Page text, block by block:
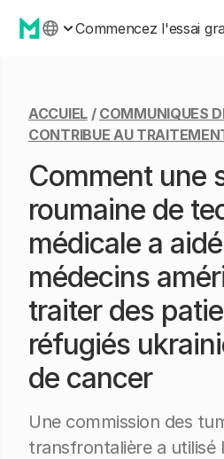
Commencez l'essai
ACCUIEL/ COMMUNIQUES
CONTRIBUE AU
Comment une
roumaine de
médicale a
médecins
traiter des
réfugiés
de cancer
Une commission des
transfrontalière a utilisé